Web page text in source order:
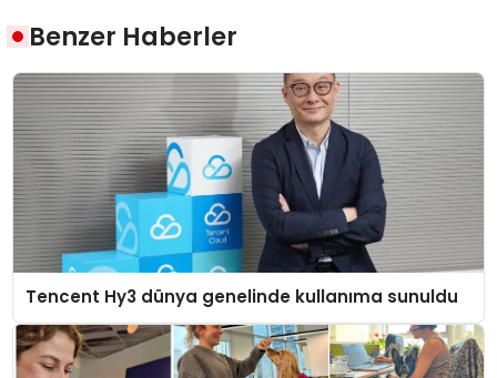
Benzer Haberler
Tencent Hy3 dünya genelinde kullanıma sunuldu